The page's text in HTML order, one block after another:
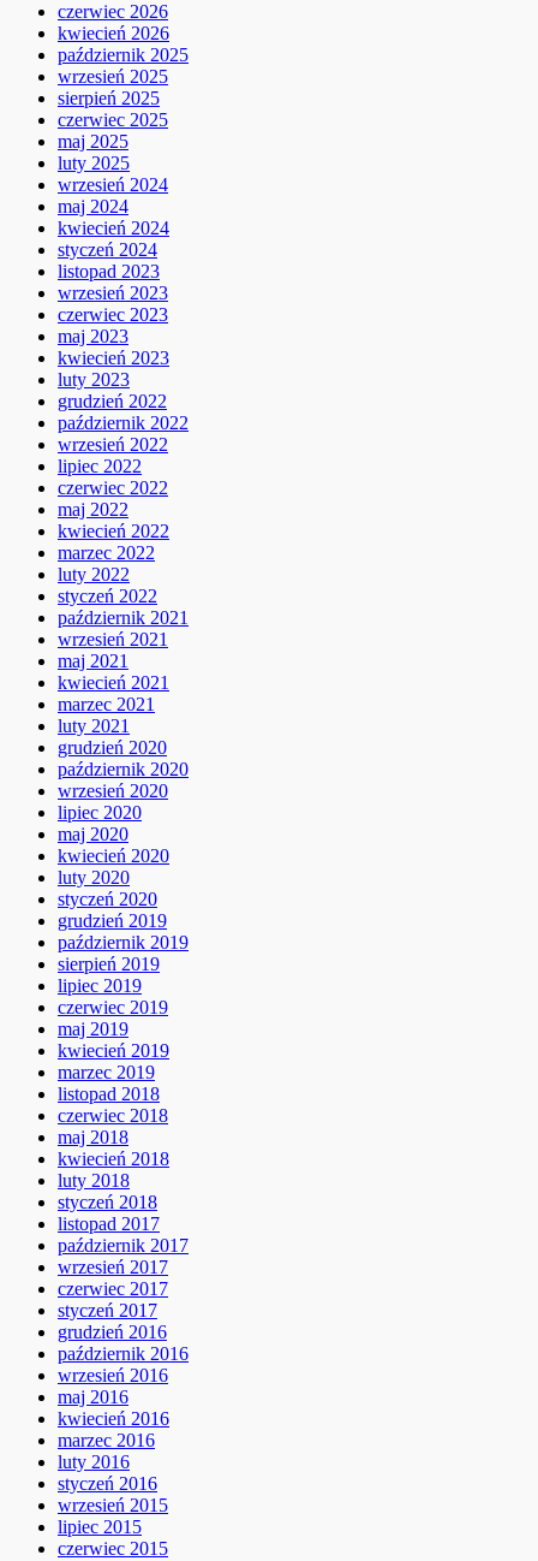
czerwiec 2026
kwiecień 2026
październik 2025
wrzesień 2025
sierpień 2025
czerwiec 2025
maj 2025
luty 2025
wrzesień 2024
maj 2024
kwiecień 2024
styczeń 2024
listopad 2023
wrzesień 2023
czerwiec 2023
maj 2023
kwiecień 2023
luty 2023
grudzień 2022
październik 2022
wrzesień 2022
lipiec 2022
czerwiec 2022
maj 2022
kwiecień 2022
marzec 2022
luty 2022
styczeń 2022
październik 2021
wrzesień 2021
maj 2021
kwiecień 2021
marzec 2021
luty 2021
grudzień 2020
październik 2020
wrzesień 2020
lipiec 2020
maj 2020
kwiecień 2020
luty 2020
styczeń 2020
grudzień 2019
październik 2019
sierpień 2019
lipiec 2019
czerwiec 2019
maj 2019
kwiecień 2019
marzec 2019
listopad 2018
czerwiec 2018
maj 2018
kwiecień 2018
luty 2018
styczeń 2018
listopad 2017
październik 2017
wrzesień 2017
czerwiec 2017
styczeń 2017
grudzień 2016
październik 2016
wrzesień 2016
maj 2016
kwiecień 2016
marzec 2016
luty 2016
styczeń 2016
wrzesień 2015
lipiec 2015
czerwiec 2015